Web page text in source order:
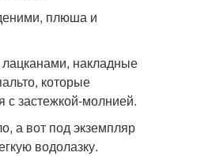
плюша и
накладные
которые
с застежкой-молнией.
а вот под экземпляр
водолазку.